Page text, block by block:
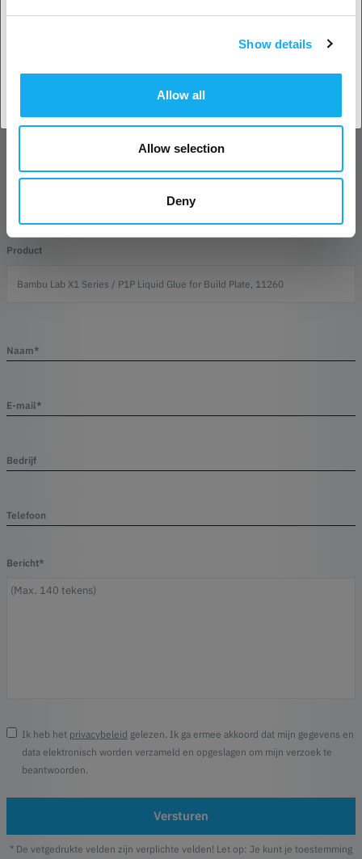
Show details
Allow all
Allow selection
Deny
VRAGEN OVER HET PRODUCT?
Product
Naam*
E-mail*
Bedrijf
Telefoon
Bericht*
Ik heb het privacybeleid gelezen. Ik ga ermee akkoord dat mijn gegevens en
data elektronisch worden verzameld en opgeslagen om mijn verzoek te
beantwoorden.
Versturen
* De vetgedrukte velden zijn verplichte velden! Let op: Je kunt je toestemming